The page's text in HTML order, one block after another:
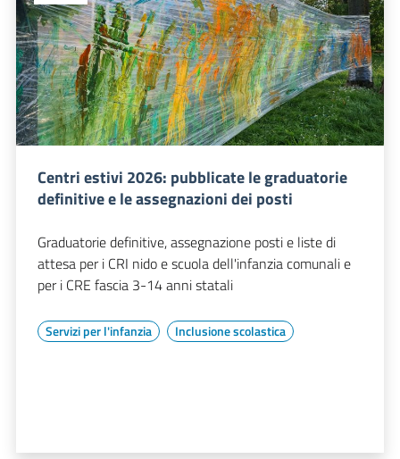
Centri estivi 2026: pubblicate le graduatorie
definitive e le assegnazioni dei posti
Graduatorie definitive, assegnazione posti e liste di
attesa per i CRI nido e scuola dell'infanzia comunali e
per i CRE fascia 3-14 anni statali
Servizi per l'infanzia Inclusione scolastica